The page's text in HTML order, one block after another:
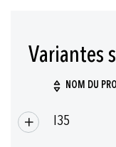
Variantes
produits
groupés
NOM DU
I35